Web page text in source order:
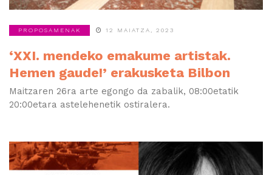
PROPOSAMENAK 12 MAIATZA, 2023
‘XXI. mendeko emakume artistak.
Hemen gaude!’ erakusketa Bilbon
Maitzaren 26ra arte egongo da zabalik, 08:00etatik
20:00etara astelehenetik ostiralera.